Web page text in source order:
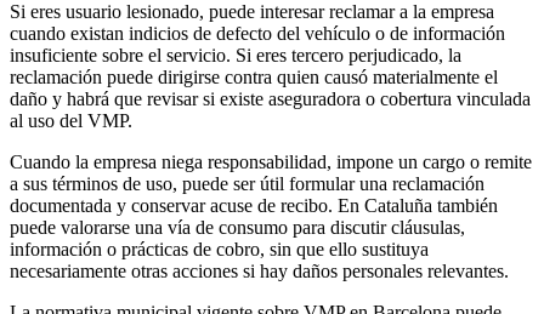
Si eres usuario lesionado, puede interesar reclamar a la empresa
cuando existan indicios de defecto del vehículo o de información
insuficiente sobre el servicio. Si eres tercero perjudicado, la
reclamación puede dirigirse contra quien causó materialmente el
daño y habrá que revisar si existe aseguradora o cobertura vinculada
al uso del VMP.
Cuando la empresa niega responsabilidad, impone un cargo o remite
a sus términos de uso, puede ser útil formular una reclamación
documentada y conservar acuse de recibo. En Cataluña también
puede valorarse una vía de consumo para discutir cláusulas,
información o prácticas de cobro, sin que ello sustituya
necesariamente otras acciones si hay daños personales relevantes.